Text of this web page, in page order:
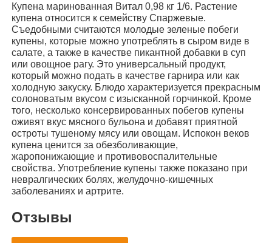
Купена маринованная Витал 0,98 кг 1/6. Растение
купена относится к семейству Спаржевые.
Съедобными считаются молодые зеленые побеги
купены, которые можно употреблять в сыром виде в
салате, а также в качестве пикантной добавки в суп
или овощное рагу. Это универсальный продукт,
который можно подать в качестве гарнира или как
холодную закуску. Блюдо характеризуется прекрасным
солоноватым вкусом с изысканной горчинкой. Кроме
того, несколько консервированных побегов купены
оживят вкус мясного бульона и добавят приятной
остроты тушеному мясу или овощам. Испокон веков
купена ценится за обезболивающие,
жаропонижающие и противовоспалительные
свойства. Употребление купены также показано при
невралгических болях, желудочно-кишечных
заболеваниях и артрите.
Отзывы